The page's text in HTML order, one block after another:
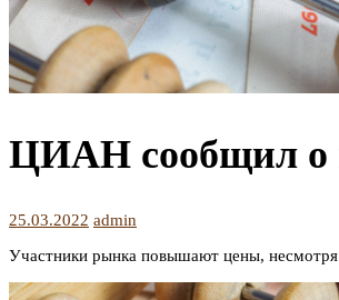
ЦИАН сообщил о
25.03.2022 admin
Участники рынка повышают цены, несмотря